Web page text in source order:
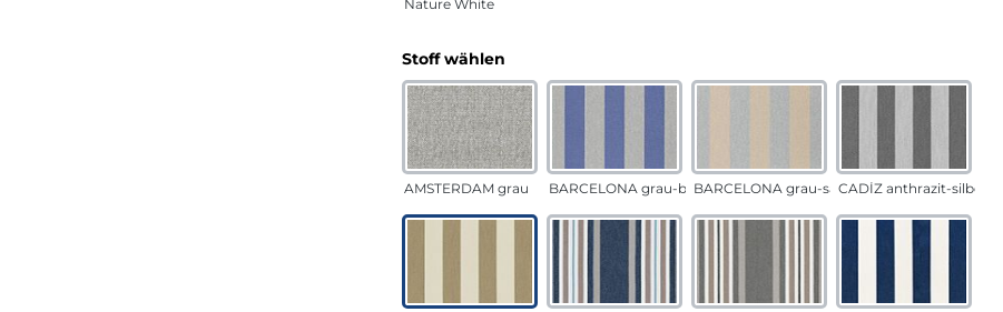
Nature White
Stoff wählen
AMSTERDAM grau BARCELONA grau-blauBARCELONA grau-sandCADÍZ anthrazit-silber